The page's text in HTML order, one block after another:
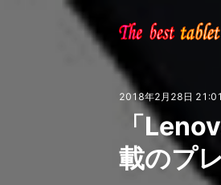
2018年2月28日 21:01
「
載のプ